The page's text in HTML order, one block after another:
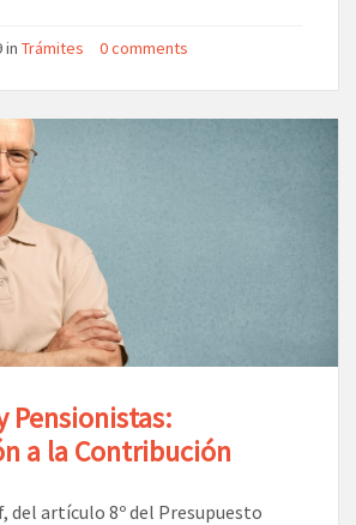
in Trámites 0 comments
Pensionistas:
a la Contribución
del artículo 8º del Presupuesto